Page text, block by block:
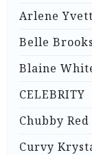
Arlene
Belle Brooks
Blaine
CELEBRITY
Chubby Red
Curvy